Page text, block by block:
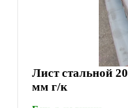
Лист стальной 20
мм г/к